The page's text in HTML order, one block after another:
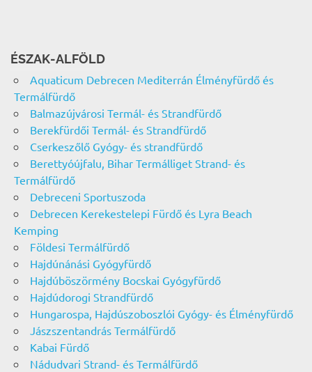
ÉSZAK-ALFÖLD
Aquaticum Debrecen Mediterrán Élményfürdő és
Termálfürdő
Balmazújvárosi Termál- és Strandfürdő
Berekfürdői Termál- és Strandfürdő
Cserkeszőlő Gyógy- és strandfürdő
Berettyóújfalu, Bihar Termálliget Strand- és
Termálfürdő
Debreceni Sportuszoda
Debrecen Kerekestelepi Fürdő és Lyra Beach
Kemping
Földesi Termálfürdő
Hajdúnánási Gyógyfürdő
Hajdúböszörmény Bocskai Gyógyfürdő
Hajdúdorogi Strandfürdő
Hungarospa, Hajdúszoboszlói Gyógy- és Élményfürdő
Jászszentandrás Termálfürdő
Kabai Fürdő
Nádudvari Strand- és Termálfürdő